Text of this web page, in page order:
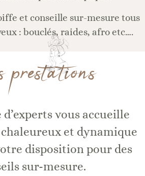
et conseille sur-mesure tous
: bouclés, raides, afro etc….
vous accueille
et dynamique
disposition pour des
sur-mesure.